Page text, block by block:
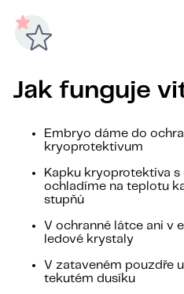
Jak funguje
Embryo dáme do
kryoprotektivum
Kapku kryoprotektiva
ochladíme na teplotu
stupňů
V ochranné látce ani v
ledové krystaly
V zataveném pouzdře
tekutém dusíku